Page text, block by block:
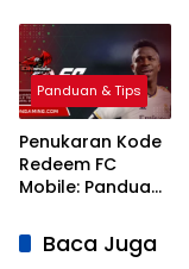
Terlengkap dan
Jadwal
Panduan & Tips
Penukaran Kode
Redeem FC
Mobile: Panduan
2026Baca Juga